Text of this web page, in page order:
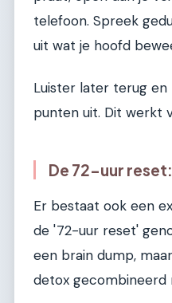
telefoon. Spreek
uit wat je hoofd
Luister later terug
punten uit. Dit werkt
De 72-uur
Er bestaat ook een
de '72-uur reset'
een brain dump,
detox